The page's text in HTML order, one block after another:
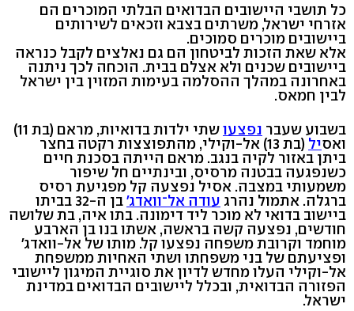
כל תושבי היישובים הבדואים הבלתי המוכרים הם
אזרחי ישראל, משרתים בצבא וזכאים לשירותים
ביישובים מוכרים סמוכים.
אלא שאת הזכות לביטחון הם גם נאלצים לקבל כנראה
ביישובים שכנים ולא אצלם בבית. הוכחה לכך ניתנה
באחרונה במהלך ההסלמה בעימות המזוין בין ישראל
לבין חמאס.
בשבוע שעבר נפצעו שתי ילדות בדואיות, מראם (בת 11)
ואסיל (בת 13) אל-וקילי, מהתפוצצות רקטה בחצר
ביתן באזור לקיה בנגב. מראם הייתה בסכנת חיים
כשנפגעה בבטנה מרסיס, ובינתיים חל שיפור
משמעותי במצבה. אסיל נפצעה קל מפגיעת רסיס
ברגלה. אתמול נהרג עודה אל־וואדג' בן ה-32 בביתו
ביישוב בדואי לא מוכר ליד דימונה. בתו איה, בת שלושה
חודשים, נפצעה קשה בראשה, אשתו בנו בן הארבע
מוחמד וקרובת משפחה נפצעו קל. מותו של אל-וואדג'
ופציעתם של בני משפחתו ושתי האחיות ממשפחת
אל-וקילי העלו מחדש לדיון את סוגיית המיגון ליישובי
הפזורה הבדואית, ובכלל ליישובים הבדואים במדינת
ישראל.